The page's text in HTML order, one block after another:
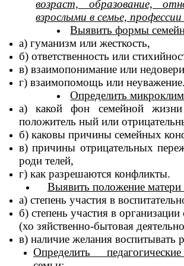
возраст, образование,
взрослыми в семье, профессии
Выявить формы
а) гуманизм или жесткость,
б) ответственность или
в) взаимопонимание или
г) взаимопомощь или неуважение.
Определить
а) какой фон семейной жизни
положитель ный или
б) каковы причины семейных
в) причины отрицательных
роди телей,
г) как разрешаются конфликты.
Выявить положение матери
а) степень участия в
б) степень участия в
(хо зяйственно-бытовая
в) наличие желания воспитывать
Определить